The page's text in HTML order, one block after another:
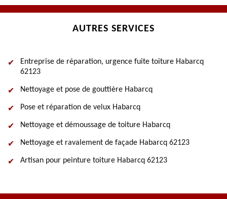
AUTRES SERVICES
Entreprise de réparation, urgence fuite toiture Habarcq
62123
Nettoyage et pose de gouttière Habarcq
Pose et réparation de velux Habarcq
Nettoyage et démoussage de toiture Habarcq
Nettoyage et ravalement de façade Habarcq 62123
Artisan pour peinture toiture Habarcq 62123